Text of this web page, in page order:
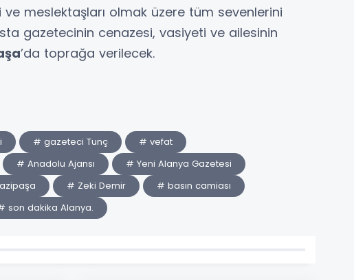
meslektaşları olmak üzere tüm sevenlerini
gazetecinin cenazesi, vasiyeti ve ailesinin
’da toprağa verilecek.
# gazeteci Tunç
# vefat
# Anadolu Ajansı
# Yeni Alanya Gazetesi
# Zeki Demir
# basın camiası
son dakika Alanya.